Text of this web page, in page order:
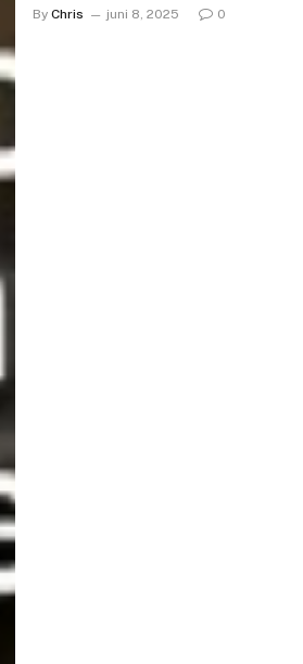
By Chris juni 8, 2025 0